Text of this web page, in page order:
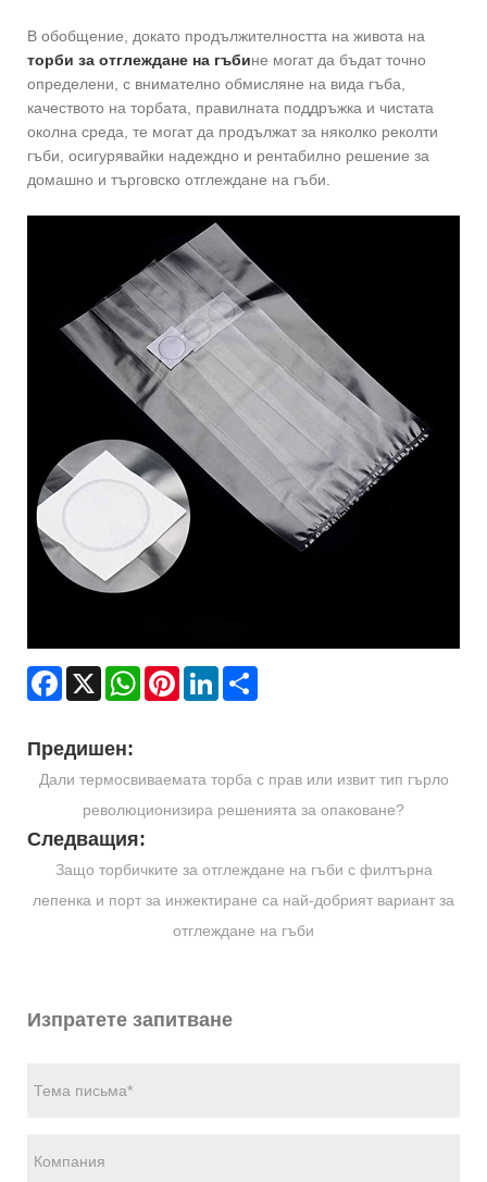
В обобщение, докато продължителността на живота на
торби за отглеждане на гъбине могат да бъдат точно
определени, с внимателно обмисляне на вида гъба,
качеството на торбата, правилната поддръжка и чистата
околна среда, те могат да продължат за няколко реколти
гъби, осигурявайки надеждно и рентабилно решение за
домашно и търговско отглеждане на гъби.
Facebook
X WhatsAppPinterestLinkedIn
Предишен:
Дали термосвиваемата торба с прав или извит тип гърло
революционизира решенията за опаковане?
Следващия:
Защо торбичките за отглеждане на гъби с филтърна
лепенка и порт за инжектиране са най-добрият вариант за
отглеждане на гъби
Изпратете запитване